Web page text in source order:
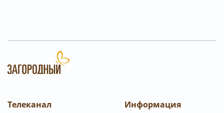
Телеканал
Информация